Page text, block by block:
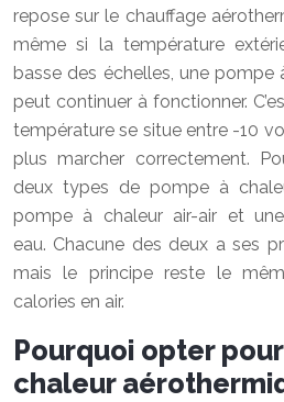
repose sur le chauffage
même si la température
basse des échelles, une pompe
peut continuer à fonctionner.
température se situe entre -10
plus marcher correctement.
deux types de pompe à
pompe à chaleur air-air et
eau. Chacune des deux a ses
mais le principe reste le
calories en air.
Pourquoi opter
chaleur